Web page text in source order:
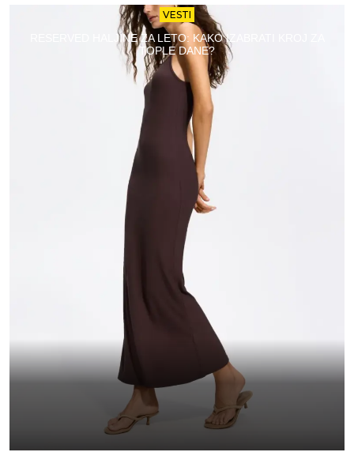
VESTI
RESERVED HALJINE ZA LETO: KAKO IZABRATI KROJ ZA
TOPLE DANE?